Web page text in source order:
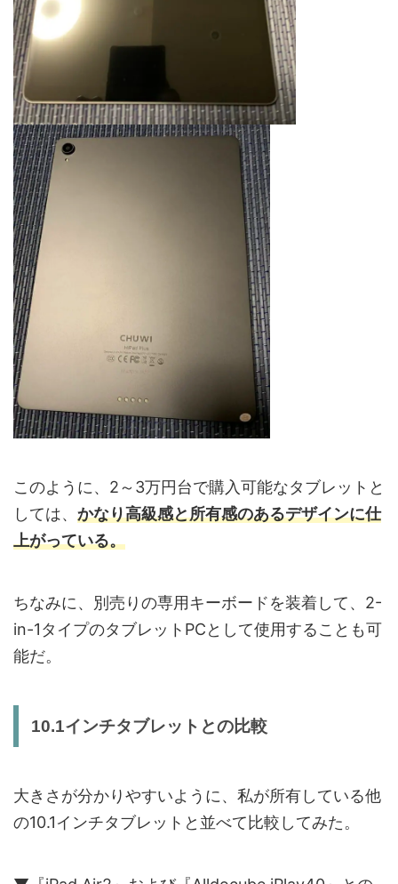
このように、2～3万円台で購入可能なタブレットと
しては、 かなり高級感と所有感のあるデザインに仕
上がっている。
ちなみに、別売りの専用キーボードを装着して、2-
in-1タイプのタブレットPCとして使用することも可
能だ。
10.1インチタブレットとの比較
大きさが分かりやすいように、私が所有している他
の10.1インチタブレットと並べて比較してみた。